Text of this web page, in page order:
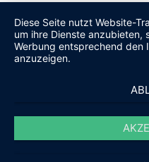
Diese Seite nutzt Website-
um ihre Dienste anzubieten,
Werbung entsprechend den
anzuzeigen.